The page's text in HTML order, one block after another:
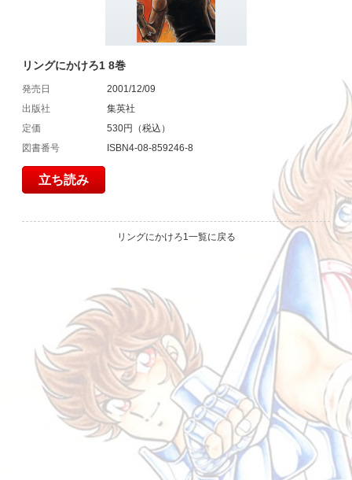
リングにかけろ1 8巻
発売日
2001/12/09
出版社
集英社
定価
530円（税込）
図書番号
ISBN4-08-859246-8
立ち読み
リングにかけろ1一覧に戻る